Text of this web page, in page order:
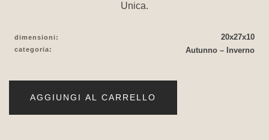
Unica.
dimensioni: 20x27x10
categoria: Autunno – Inverno
AGGIUNGI AL CARRELLO